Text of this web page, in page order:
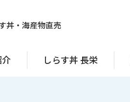
丼・海産物直売
しらす丼 長栄